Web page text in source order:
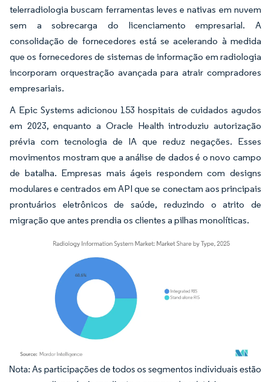
telerradiologia buscam ferramentas leves e nativas em nuvem
sem a sobrecarga do licenciamento empresarial. A
consolidação de fornecedores está se acelerando à medida
que os fornecedores de sistemas de informação em radiologia
incorporam orquestração avançada para atrair compradores
empresariais.
A Epic Systems adicionou 153 hospitais de cuidados agudos
em 2023, enquanto a Oracle Health introduziu autorização
prévia com tecnologia de IA que reduz negações. Esses
movimentos mostram que a análise de dados é o novo campo
de batalha. Empresas mais ágeis respondem com designs
modulares e centrados em API que se conectam aos principais
prontuários eletrônicos de saúde, reduzindo o atrito de
migração que antes prendia os clientes a pilhas monolíticas.
Imagem © Mordor Intelligence. O reuso requer atribuição conforme CC BY 4.0.